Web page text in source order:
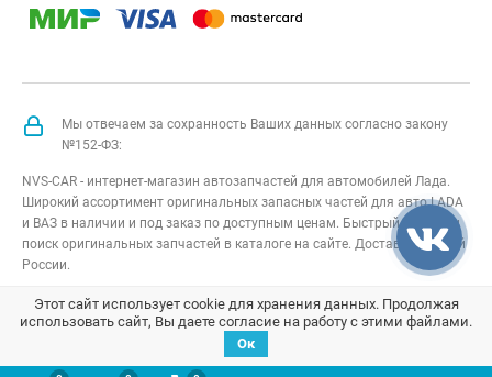
Мы отвечаем за сохранность Ваших данных согласно закону
№152-ФЗ:
NVS-CAR - интернет-магазин автозапчастей для автомобилей Лада.
Широкий ассортимент оригинальных запасных частей для авто LADA
и ВАЗ в наличии и под заказ по доступным ценам. Быстрый подбор и
поиск оригинальных запчастей в каталоге на сайте. Доставка по всей
России.
NVS-CAR© 2014 –2026Все права защищеныкарта сайта;
Договор оферта; Политика конфиденциальности
Этот сайт использует cookie для хранения данных. Продолжая
использовать сайт, Вы даете согласие на работу с этими файлами.
Ок